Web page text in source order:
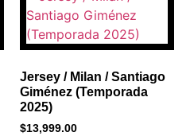
Here
Jersey / Milan / Santiago
Giménez (Temporada
2025)
$13,999.00